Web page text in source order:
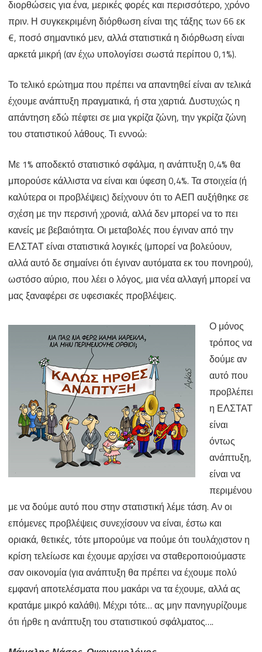
διορθώσεις για ένα, μερικές φορές και περισσότερο, χρόνο
πριν. Η συγκεκριμένη διόρθωση είναι της τάξης των 66 εκ
€, ποσό σημαντικό μεν, αλλά στατιστικά η διόρθωση είναι
αρκετά μικρή (αν έχω υπολογίσει σωστά περίπου 0,1%).
Το τελικό ερώτημα που πρέπει να απαντηθεί είναι αν τελικά
έχουμε ανάπτυξη πραγματικά, ή στα χαρτιά. Δυστυχώς η
απάντηση εδώ πέφτει σε μια γκρίζα ζώνη, την γκρίζα ζώνη
του στατιστικού λάθους. Τι εννοώ:
Με 1% αποδεκτό στατιστικό σφάλμα, η ανάπτυξη 0,4% θα
μπορούσε κάλλιστα να είναι και ύφεση 0,4%. Τα στοιχεία (ή
καλύτερα οι προβλέψεις) δείχνουν ότι το ΑΕΠ αυξήθηκε σε
σχέση με την περσινή χρονιά, αλλά δεν μπορεί να το πει
κανείς με βεβαιότητα. Οι μεταβολές που έγιναν από την
ΕΛΣΤΑΤ είναι στατιστικά λογικές (μπορεί να βολεύουν,
αλλά αυτό δε σημαίνει ότι έγιναν αυτόματα εκ του πονηρού),
ωστόσο αύριο, που λέει ο λόγος, μια νέα αλλαγή μπορεί να
μας ξαναφέρει σε υφεσιακές προβλέψεις.
Ο μόνος
τρόπος να
δούμε αν
αυτό που
προβλέπει
η ΕΛΣΤΑΤ
είναι
όντως
ανάπτυξη,
είναι να
περιμένου
με να δούμε αυτό που στην στατιστική λέμε τάση. Αν οι
επόμενες προβλέψεις συνεχίσουν να είναι, έστω και
οριακά, θετικές, τότε μπορούμε να πούμε ότι τουλάχιστον η
κρίση τελείωσε και έχουμε αρχίσει να σταθεροποιούμαστε
σαν οικονομία (για ανάπτυξη θα πρέπει να έχουμε πολύ
εμφανή αποτελέσματα που μακάρι να τα έχουμε, αλλά ας
κρατάμε μικρό καλάθι). Μέχρι τότε… ας μην πανηγυρίζουμε
ότι ήρθε η ανάπτυξη του στατιστικού σφάλματος….